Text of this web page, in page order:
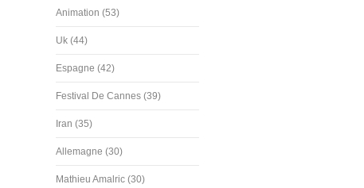
Animation (53)
Uk (44)
Espagne (42)
Festival De Cannes (39)
Iran (35)
Allemagne (30)
Mathieu Amalric (30)